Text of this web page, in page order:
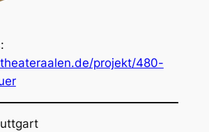
projekt/480-